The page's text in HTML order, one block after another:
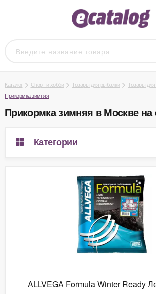
Каталог Спорт и хобби Товары для рыбалки
Товары
Прикормка зимняя
Прикормка зимняя в Москве на
Категории
ALLVEGA Formula Winter Ready